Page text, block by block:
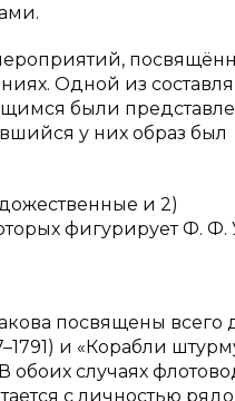
Одной из
были
у них образ был
и 2)
фигурирует Ф. Ф.
посвящены всего
и «Корабли
случаях
с личностью